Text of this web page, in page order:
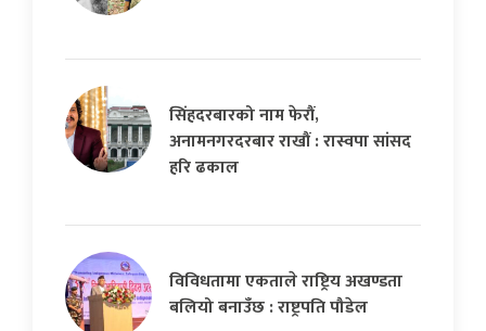
सिंहदरबारको नाम फेरौं,
अनामनगरदरबार राखौं : रास्वपा सांसद
हरि ढकाल
विविधतामा एकताले राष्ट्रिय अखण्डता
बलियो बनाउँछ : राष्ट्रपति पौडेल